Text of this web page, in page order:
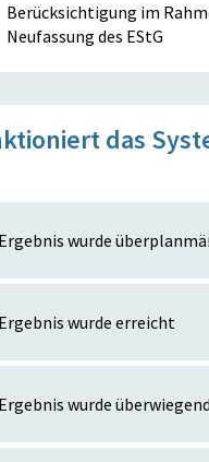
Berücksichtigung im
Neufassung des EStG
das
Ergebnis wurde
Ergebnis wurde erreicht
Ergebnis wurde